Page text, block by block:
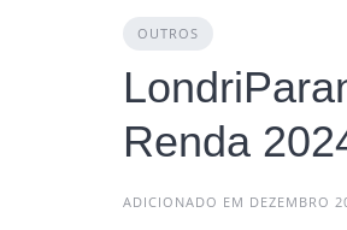
OUTROS
Renda
ADICIONADO EM DEZEMBRO